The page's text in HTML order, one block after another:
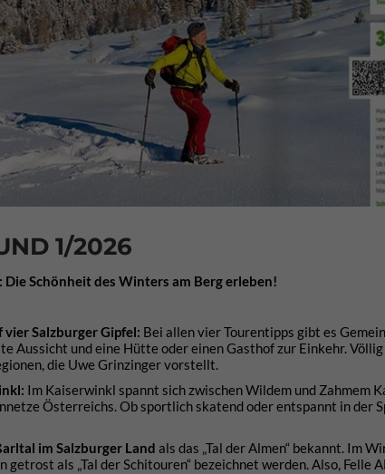
1/2026
Schönheit des Winters am Berg erleben!
Salzburger Gipfel: Bei allen vier Tourentipps gibt es
Aussicht und eine Hütte oder einen Gasthof zur Einkehr.
die Uwe Grinzinger vorstellt.
Im Kaiserwinkl spannt sich zwischen Wildem und
Österreichs. Ob sportlich skatend oder entspannt in der
im Salzburger Land als das „Tal der Almen“ bekannt. Im
als „Tal der Schitouren“ bezeichnet werden. Also, Felle